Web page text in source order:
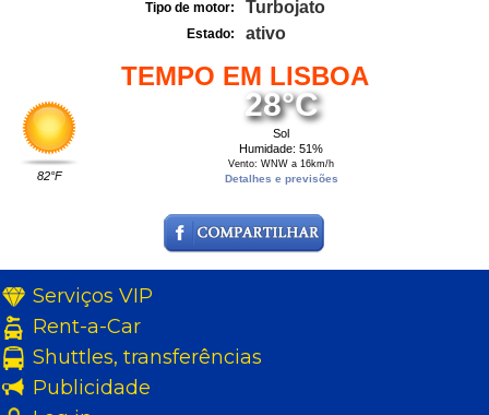
Tipo de motor: Turbojato
Estado: ativo
TEMPO EM LISBOA
82°F
28°C
Sol
Humidade: 51%
Vento: WNW a 16km/h
Detalhes e previsões
Serviços VIP
Rent-a-Car
Shuttles, transferências
Publicidade